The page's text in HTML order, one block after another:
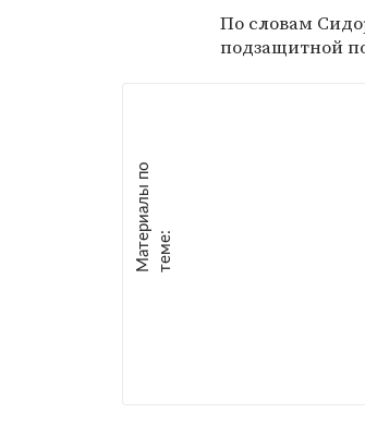
По словам
подзащитной
М
а
т е
р
и
а
л
ы
п
о
т
е
м
е :